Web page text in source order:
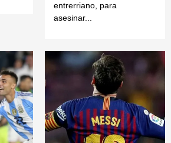
entrerriano, para
asesinar...